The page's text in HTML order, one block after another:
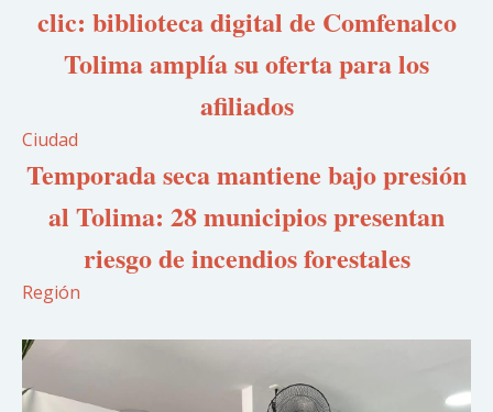
clic: biblioteca digital de Comfenalco
Tolima amplía su oferta para los
afiliados
Ciudad
Temporada seca mantiene bajo presión
al Tolima: 28 municipios presentan
riesgo de incendios forestales
Región